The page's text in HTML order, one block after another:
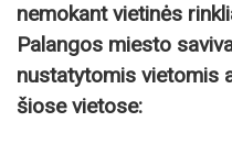
nemokant vietinės
Palangos miesto
nustatytomis vietomis
šiose vietose: